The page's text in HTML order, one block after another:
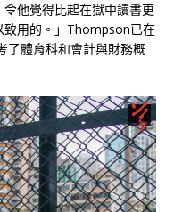
他覺得比起在獄中讀書更
致用的。」Thompson已在
了體育科和會計與財務概